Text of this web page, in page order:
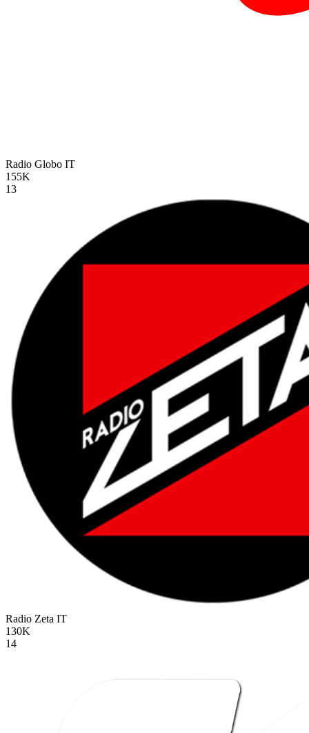
Radio Globo IT
155K
13
Radio Zeta IT
130K
14